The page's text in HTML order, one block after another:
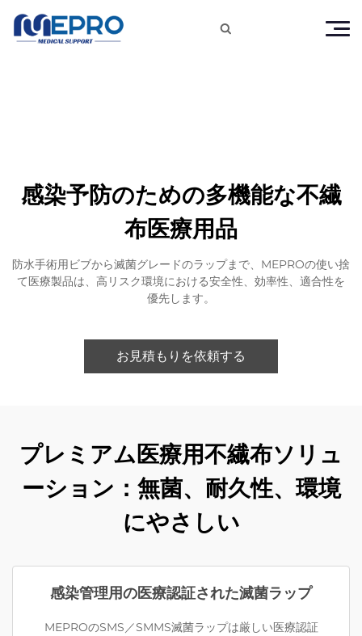

感染予防のための多機能な不繊
布医療用品
防水手術用ビブから滅菌グレードのラップまで、MEPROの使い捨
て医療製品は、高リスク環境における安全性、効率性、適合性を
優先します。
お見積もりを依頼する
プレミアム医療用不繊布ソリュ
ーション：無菌、耐久性、環境
にやさしい
感染管理用の医療認証された滅菌ラップ
MEPROのSMS／SMMS滅菌ラップは厳しい医療認証